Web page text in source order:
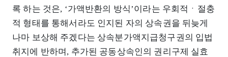
록 하는 것은, ‘가액반환의 방식’이라는 우회적ㆍ절충
적 형태를 통해서라도 인지된 자의 상속권을 뒤늦게
나마 보상해 주겠다는 상속분가액지급청구권의 입법
취지에 반하며, 추가된 공동상속인의 권리구제 실효